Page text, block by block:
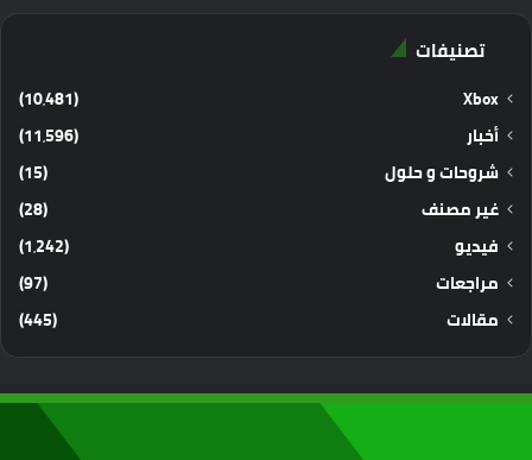
تصنيفات
Xbox
(10٬481)
أخبار
(11٬596)
شروحات و حلول
(15)
غير مصنف
(28)
فيديو
(1٬242)
مراجعات
(97)
مقالات
(445)